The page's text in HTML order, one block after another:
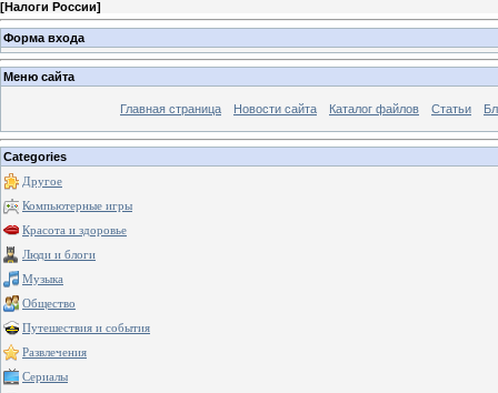
[Налоги России]
Форма входа
Меню сайта
Главная страница Новости сайта Каталог файлов Статьи
Categories
Другое
Компьютерные игры
Красота и здоровье
Люди и блоги
Музыка
Общество
Путешествия и события
Развлечения
Сериалы